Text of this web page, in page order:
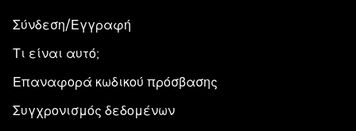
Σύνδεση/Εγγραφή
Τι είναι αυτό;
Επαναφορά κωδικού πρόσβασης
Συγχρονισμός δεδομένων